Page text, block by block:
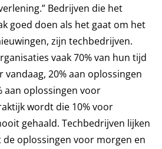
Bedrijven die het
goed doen als het gaat om het
zijn techbedrijven.
vaak 70% van hun tijd
20% aan oplossingen
aan oplossingen voor
wordt die 10% voor
gehaald. Techbedrijven lijken
oplossingen voor morgen en